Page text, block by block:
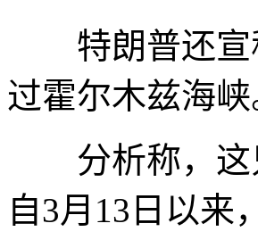
特朗普还宣
过霍尔木兹海峡
分析称，这
自3月13日以来